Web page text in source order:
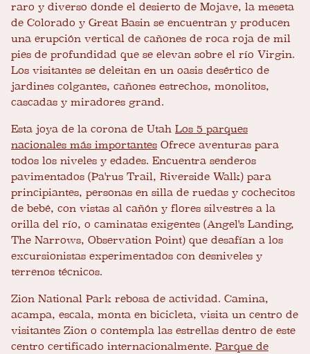
raro y diverso donde el desierto de Mojave, la meseta
de Colorado y Great Basin se encuentran y producen
una erupción vertical de cañones de roca roja de mil
pies de profundidad que se elevan sobre el río Virgin.
Los visitantes se deleitan en un oasis desértico de
jardines colgantes, cañones estrechos, monolitos,
cascadas y miradores grand.
Esta joya de la corona de Utah Los 5 parques
nacionales más importantes Ofrece aventuras para
todos los niveles y edades. Encuentra senderos
pavimentados (Pa'rus Trail, Riverside Walk) para
principiantes, personas en silla de ruedas y cochecitos
de bebé, con vistas al cañón y flores silvestres a la
orilla del río, o caminatas exigentes (Angel's Landing,
The Narrows, Observation Point) que desafían a los
excursionistas experimentados con desniveles y
terrenos técnicos.
Zion National Park rebosa de actividad. Camina,
acampa, escala, monta en bicicleta, visita un centro de
visitantes Zion o contempla las estrellas dentro de este
centro certificado internacionalmente. Parque de